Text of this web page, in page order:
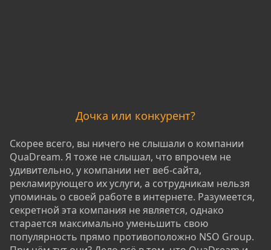
Дочка или конкурент?
Скорее всего, вы ничего не слышали о компании
QuaDream. Я тоже не слышал, что впрочем не
удивительно, у компании нет веб-сайта,
рекламирующего их услуги, а сотрудникам нельзя
упоминаь о своей работе в интернете. Разумеется,
секретной эта компания не является, однако
старается максимально уменьшить свою
популярность прямо противоположно NSO Group.